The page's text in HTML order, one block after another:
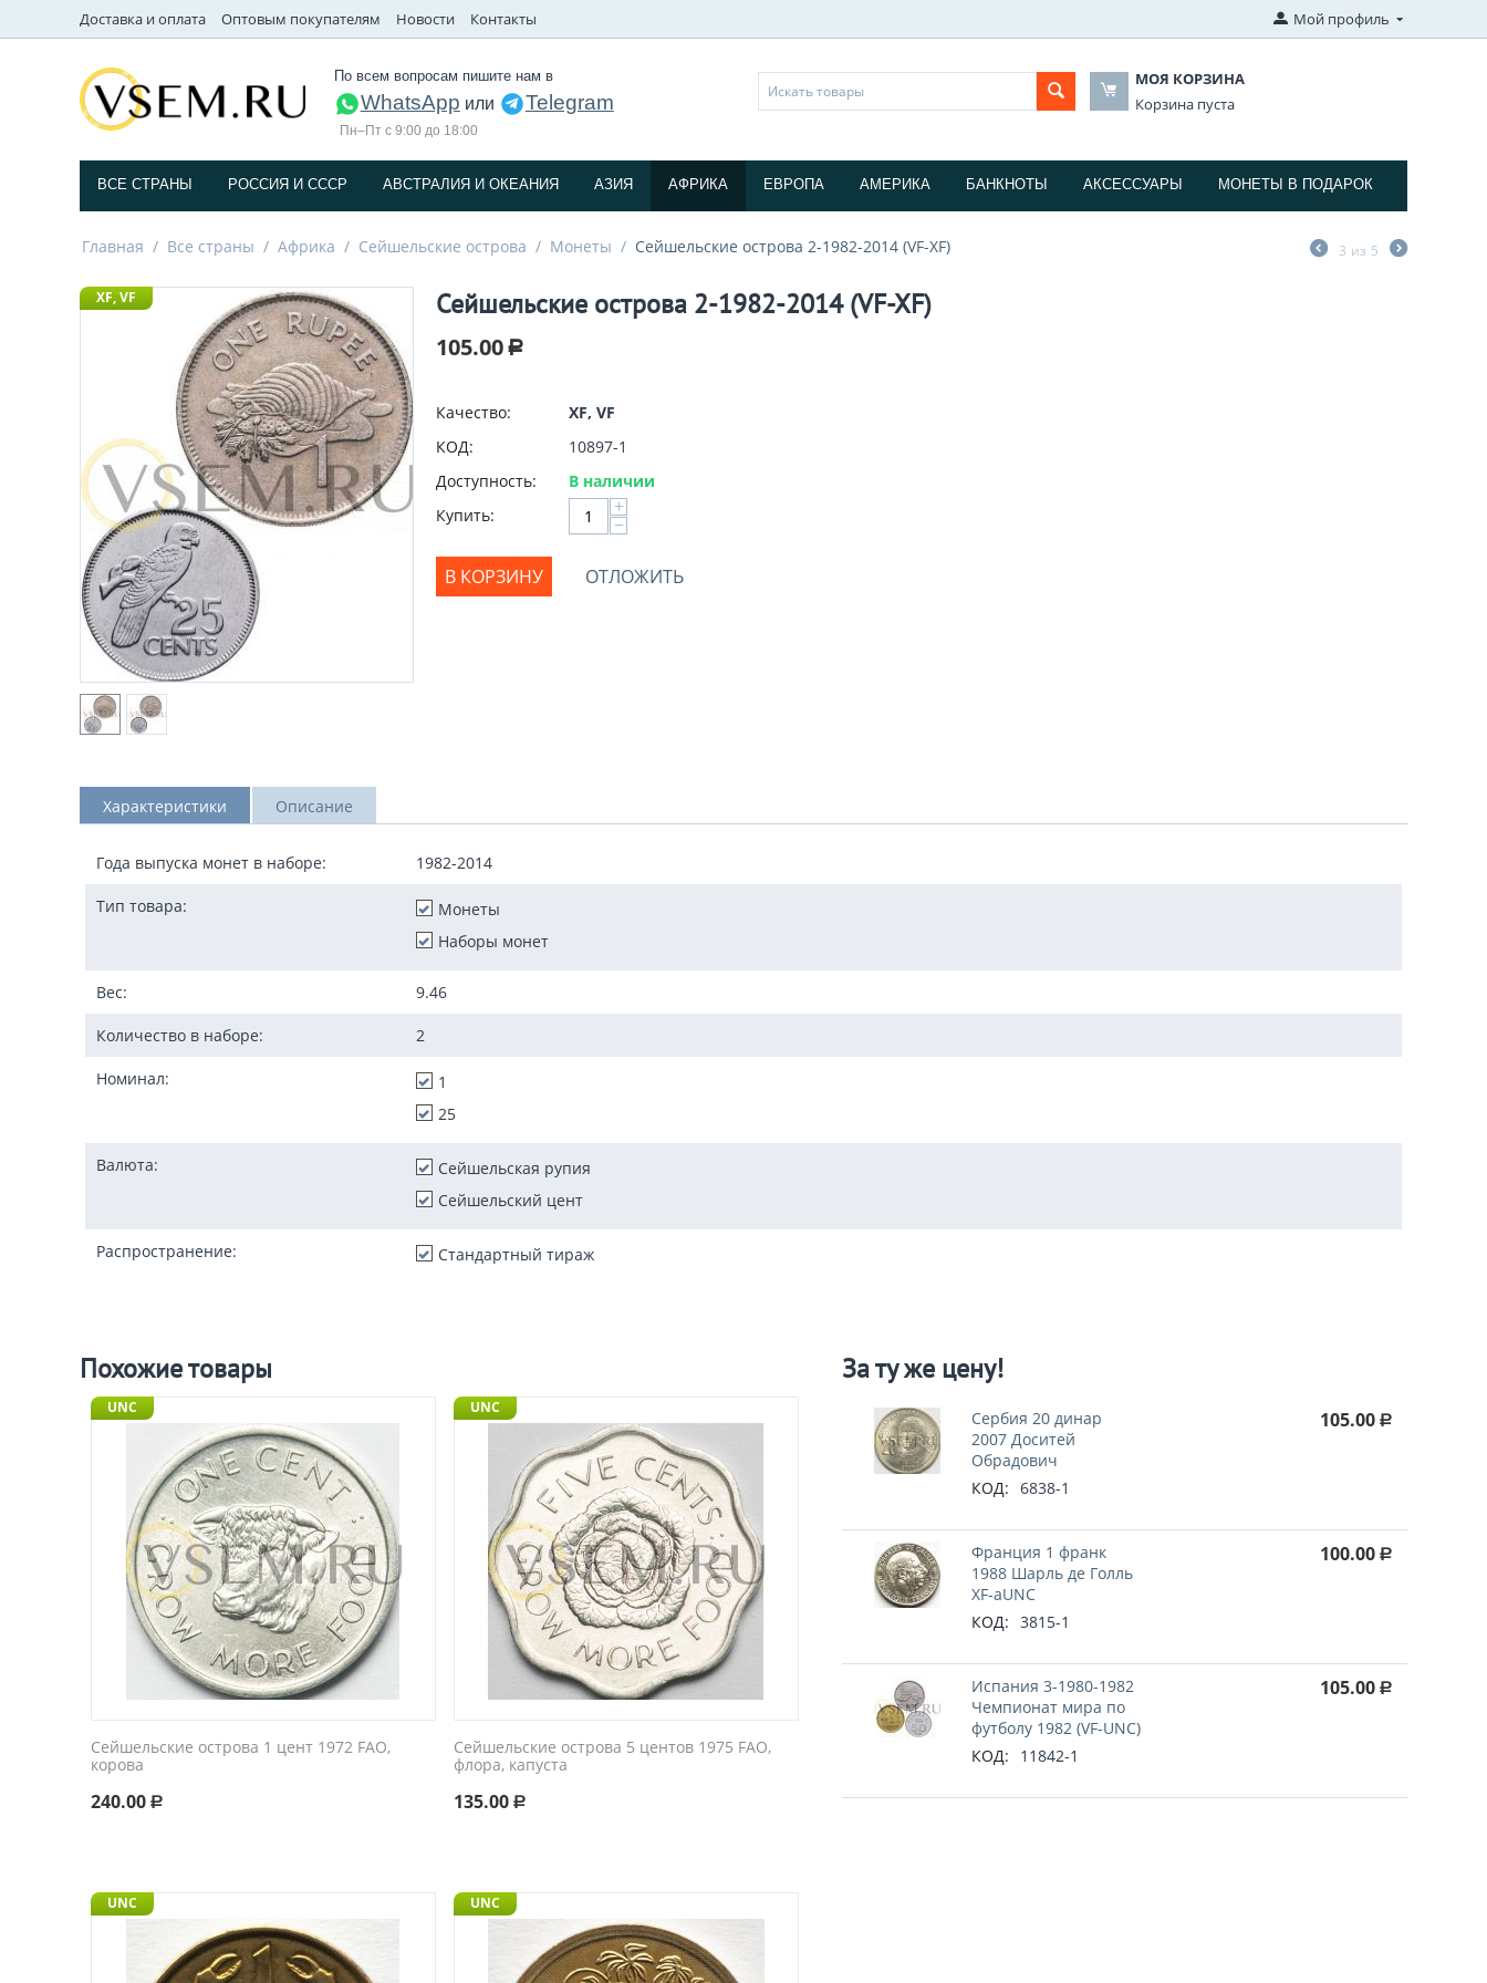
Доставка и оплата Оптовым покупателям Новости Контакты Мой профиль
По всем вопросам пишите нам в
WhatsApp или Telegram
Пн–Пт с 9:00 до 18:00
МОЯ КОРЗИНА
Корзина пуста
ВСЕ СТРАНЫ РОССИЯ И СССP АВСТРАЛИЯ И ОКЕАНИЯ АЗИЯ АФРИКА ЕВРОПА АМЕРИКА БАНКНОТЫ АКСЕССУАРЫ МОНЕТЫ В ПОДАРОК
Главная / Все страны / Африка / Сейшельские острова / Монеты / Сейшельские острова 2-1982-2014 (VF-XF) 3 из 5
XF, VF Сейшельские острова 2-1982-2014 (VF-XF)
105.00 Р
Качество:
XF, VF
КОД:
10897-1
Доступность:
В наличии
Купить:
+
−
В КОРЗИНУ ОТЛОЖИТЬ
Характеристики Описание
Года выпуска монет в наборе: 1982-2014
Тип товара:
Монеты
Наборы монет
Вес: 9.46
Количество в наборе: 2
Номинал:
1
25
Валюта:
Сейшельская рупия
Сейшельский цент
Распространение: Стандартный тираж
Похожие товары
UNC
Сейшельские острова 1 цент 1972 FAO,
корова
240.00 Р
UNC
Сейшельские острова 5 центов 1975 FAO,
флора, капуста
135.00 Р
UNC UNC
За ту же цену!
Сербия 20 динар
2007 Доситей
Обрадович
КОД: 6838-1
105.00 Р
Франция 1 франк
1988 Шарль де Голль
XF-aUNC
КОД: 3815-1
100.00 Р
Испания 3-1980-1982
Чемпионат мира по
футболу 1982 (VF-UNC)
КОД:
11842-1
105.00 Р